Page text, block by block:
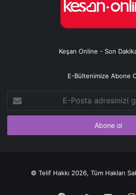
Keşan Online - Son
E-Bültenimize Abone
Posta
adresinizi
© Telif Hakkı 2026, Tüm Hakları